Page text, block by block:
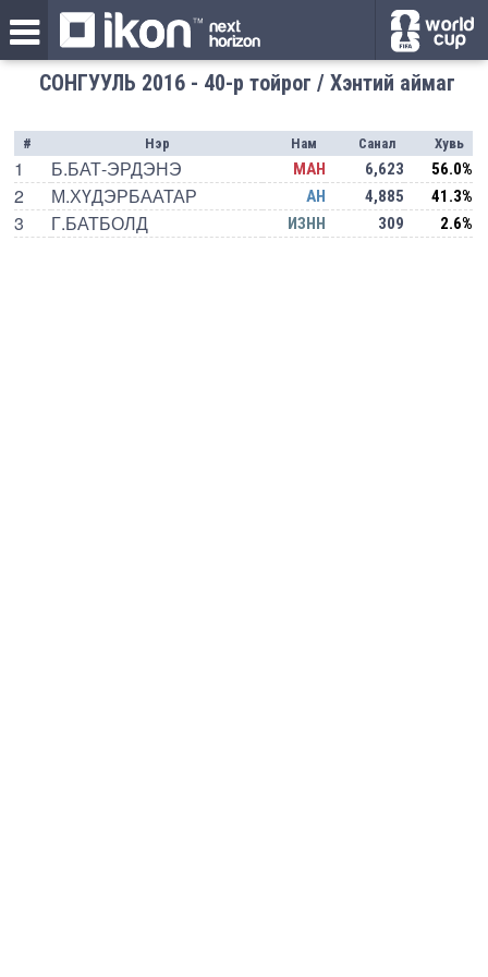
СОНГУУЛЬ 2016 - 40-р тойрог / Хэнтий аймаг
# Нэр Нам Санал Хувь
1 Б.БАТ-ЭРДЭНЭ МАН 6,623 56.0%
2 М.ХҮДЭРБААТАР АН 4,885 41.3%
3 Г.БАТБОЛД ИЗНН 309 2.6%